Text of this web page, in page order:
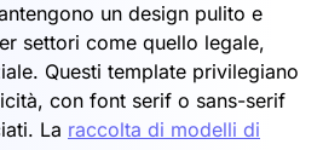
un design pulito e
settori come quello legale,
Questi template privilegiano
con font serif o sans-serif
La raccolta di modelli di